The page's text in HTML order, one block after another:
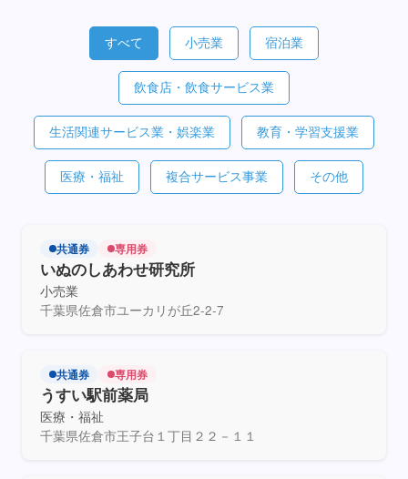
すべて 小売業 宿泊業
飲食店・飲食サービス業
生活関連サービス業・娯楽業 教育・学習支援業
医療・福祉 複合サービス事業 その他
いぬのしあわせ研究所
共通券 専用券
小売業
千葉県佐倉市ユーカリが丘2-2-7
うすい駅前薬局
共通券 専用券
医療・福祉
千葉県佐倉市王子台１丁目２２－１１